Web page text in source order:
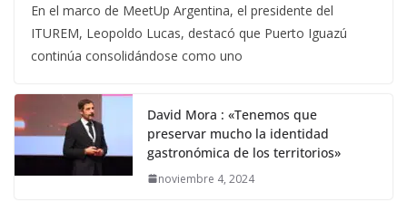
En el marco de MeetUp Argentina, el presidente del
ITUREM, Leopoldo Lucas, destacó que Puerto Iguazú
continúa consolidándose como uno
David Mora : «Tenemos que
preservar mucho la identidad
gastronómica de los territorios»
noviembre 4, 2024